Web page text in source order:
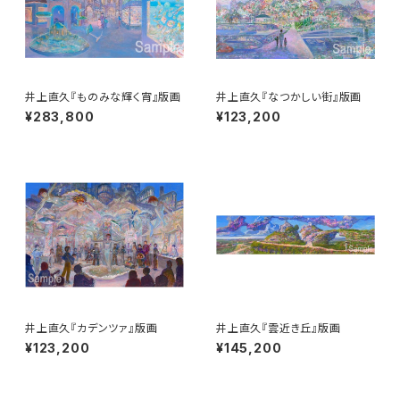
井上直久『ものみな輝く宵』版画
¥283,800
井上直久『なつかしい街』版画
¥123,200
井上直久『カデンツァ』版画
¥123,200
井上直久『雲近き丘』版画
¥145,200